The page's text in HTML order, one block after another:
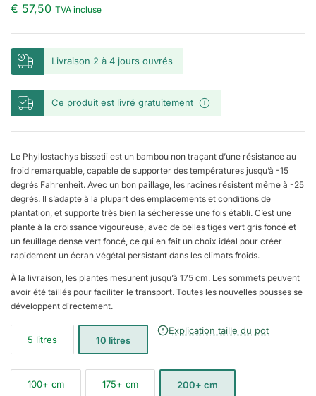
€ 57,50 TVA incluse
Livraison 2 à 4 jours ouvrés
Ce produit est livré gratuitement
Le Phyllostachys bissetii est un bambou non traçant d’une résistance au
froid remarquable, capable de supporter des températures jusqu’à -15
degrés Fahrenheit. Avec un bon paillage, les racines résistent même à -25
degrés. Il s’adapte à la plupart des emplacements et conditions de
plantation, et supporte très bien la sécheresse une fois établi. C’est une
plante à la croissance vigoureuse, avec de belles tiges vert gris foncé et
un feuillage dense vert foncé, ce qui en fait un choix idéal pour créer
rapidement un écran végétal persistant dans les climats froids.
À la livraison, les plantes mesurent jusqu’à 175 cm. Les sommets peuvent
avoir été taillés pour faciliter le transport. Toutes les nouvelles pousses se
développent directement.
5 litres 10 litres
Explication taille du pot
100+ cm 175+ cm 200+ cm